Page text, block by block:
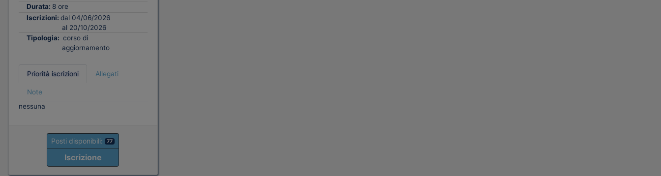
Durata: 8 ore
Iscrizioni: dal 04/06/2026
al 20/10/2026
Tipologia: corso di
aggiornamento
Priorità iscrizioni Allegati
Note
nessuna
Posti disponibili: 77
Iscrizione